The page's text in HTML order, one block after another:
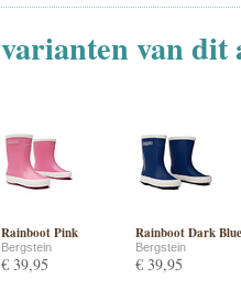
varianten van
Rainboot Pink
Bergstein
€ 39,95
Rainboot Dark Blue
Bergstein
€ 39,95